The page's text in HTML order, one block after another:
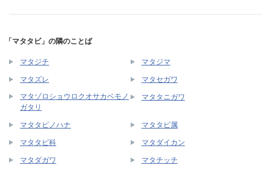
「マタタビ」の隣のことば
マタジチ マタジマ
マタズレ
マタセガワ
マタゾロショウロクオサカベモノ
ガタリ
マタタニガワ
マタタビノハナ マタタビ属
マタタビ科 マタダイカン
マタダガワ マタチッチ